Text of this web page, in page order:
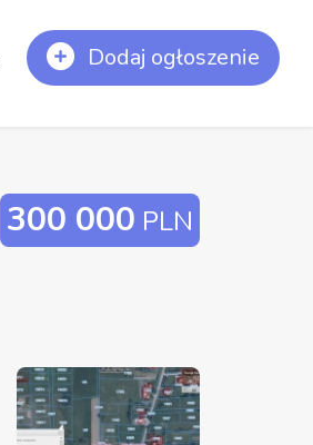
Dodaj ogłoszenie
300 000 PLN